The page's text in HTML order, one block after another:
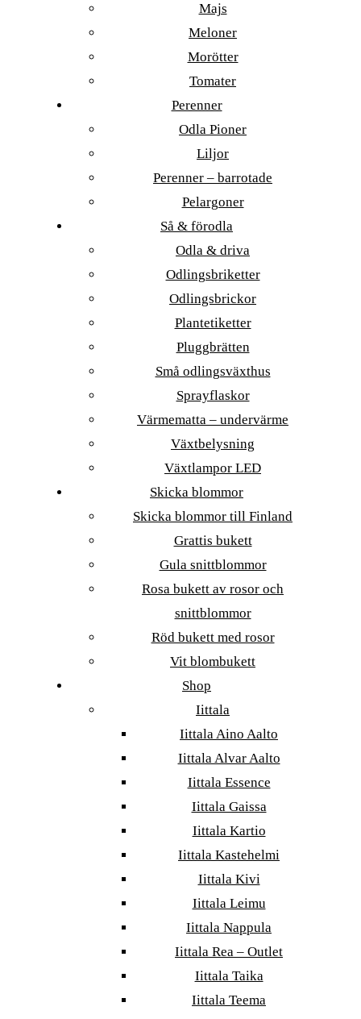
Majs
Meloner
Morötter
Tomater
Perenner
Odla Pioner
Liljor
Perenner – barrotade
Pelargoner
Så & förodla
Odla & driva
Odlingsbriketter
Odlingsbrickor
Plantetiketter
Pluggbrätten
Små odlingsväxthus
Sprayflaskor
Värmematta – undervärme
Växtbelysning
Växtlampor LED
Skicka blommor
Skicka blommor till Finland
Grattis bukett
Gula snittblommor
Rosa bukett av rosor och
snittblommor
Röd bukett med rosor
Vit blombukett
Shop
Iittala
Iittala Aino Aalto
Iittala Alvar Aalto
Iittala Essence
Iittala Gaissa
Iittala Kartio
Iittala Kastehelmi
Iittala Kivi
Iittala Leimu
Iittala Nappula
Iittala Rea – Outlet
Iittala Taika
Iittala Teema